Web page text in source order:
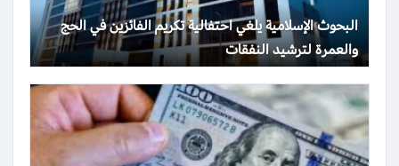
البحوث الإسلامية يلغي احتفالية تكريم الفائزين في الحج
والعمرة لترشيد النفقات